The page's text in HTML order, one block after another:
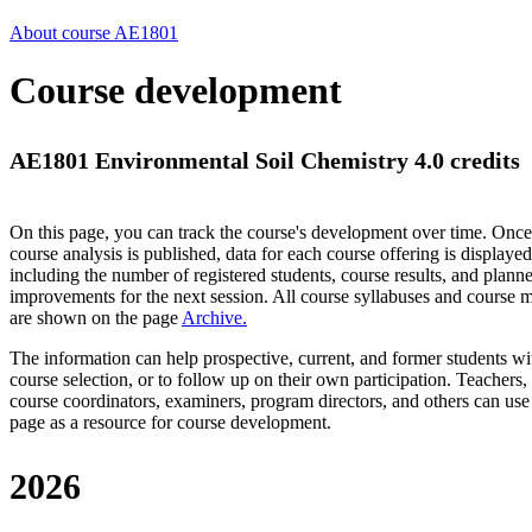
About course AE1801
Course development
AE1801 Environmental Soil Chemistry 4.0 credits
On this page, you can track the course's development over time.
course analysis is published, data for each course offering is
including the number of registered students, course results, and
improvements for the next session. All course syllabuses and course
are shown on the page Archive.
The information can help prospective, current, and former students
course selection, or to follow up on their own participation. Teachers,
course coordinators, examiners, program directors, and others can
page as a resource for course development.
2026